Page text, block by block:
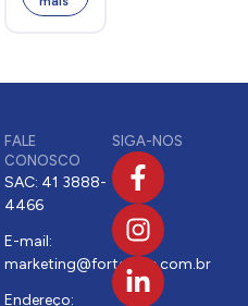
FALE
CONOSCO
SAC: 41 3888-
4466
E-mail:
marketing@fortecare.com.br
Endereço:
SIGA-NOS